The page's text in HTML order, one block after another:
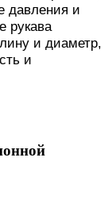
давления и
рукава
и диаметр,
и